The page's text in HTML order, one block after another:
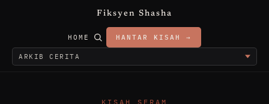
Fiksyen Shasha
HOME HANTAR KISAH →
KISAH SERAM